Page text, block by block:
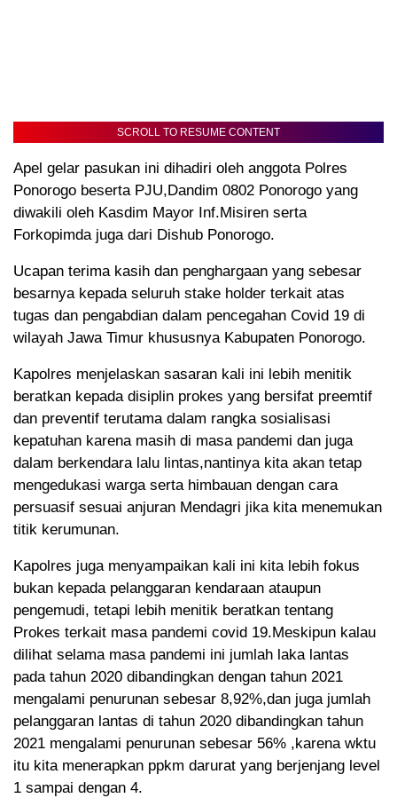
SCROLL TO RESUME CONTENT
Apel gelar pasukan ini dihadiri oleh anggota Polres
Ponorogo beserta PJU,Dandim 0802 Ponorogo yang
diwakili oleh Kasdim Mayor Inf.Misiren serta
Forkopimda juga dari Dishub Ponorogo.
Ucapan terima kasih dan penghargaan yang sebesar
besarnya kepada seluruh stake holder terkait atas
tugas dan pengabdian dalam pencegahan Covid 19 di
wilayah Jawa Timur khususnya Kabupaten Ponorogo.
Kapolres menjelaskan sasaran kali ini lebih menitik
beratkan kepada disiplin prokes yang bersifat preemtif
dan preventif terutama dalam rangka sosialisasi
kepatuhan karena masih di masa pandemi dan juga
dalam berkendara lalu lintas,nantinya kita akan tetap
mengedukasi warga serta himbauan dengan cara
persuasif sesuai anjuran Mendagri jika kita menemukan
titik kerumunan.
Kapolres juga menyampaikan kali ini kita lebih fokus
bukan kepada pelanggaran kendaraan ataupun
pengemudi, tetapi lebih menitik beratkan tentang
Prokes terkait masa pandemi covid 19.Meskipun kalau
dilihat selama masa pandemi ini jumlah laka lantas
pada tahun 2020 dibandingkan dengan tahun 2021
mengalami penurunan sebesar 8,92%,dan juga jumlah
pelanggaran lantas di tahun 2020 dibandingkan tahun
2021 mengalami penurunan sebesar 56% ,karena wktu
itu kita menerapkan ppkm darurat yang berjenjang level
1 sampai dengan 4.